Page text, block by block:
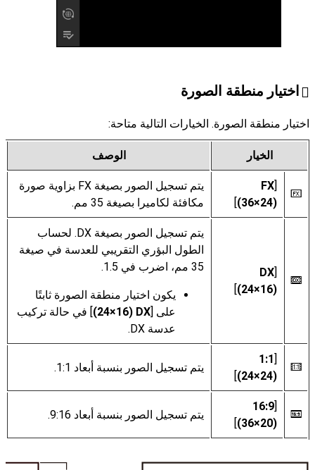
اختيار منطقة الصورة
اختيار منطقة الصورة. الخيارات التالية متاحة:
الخيار الوصف
c
[
(36‎×24)
]
يتم تسجيل الصور بصيغة FX بزاوية صورة
مكافئة لكاميرا بصيغة 35 مم.
a
[
(24‎×16)
]
يتم تسجيل الصور بصيغة DX. لحساب
الطول البؤري التقريبي للعدسة في صيغة
35 مم، اضرب في 1.5.
يكون اختيار منطقة الصورة ثابتًا
على [DX‏ (24‎×16)
] في حالة تركيب
عدسة DX.
m
[
1:1
(24‎×24)
]
يتم تسجيل الصور بنسبة أبعاد 1:1.
Z
[
16:9
(36‎×20)
]
يتم تسجيل الصور بنسبة أبعاد 9:16.